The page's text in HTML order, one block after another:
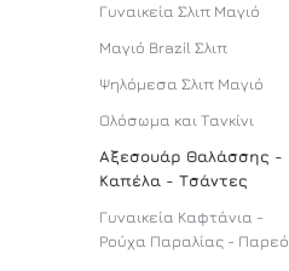
Γυναικεία Σλιπ Μαγιό
Μαγιό Brazil Σλιπ
Ψηλόμεσα Σλιπ Μαγιό
Ολόσωμα και Τανκίνι
Αξεσουάρ Θαλάσσης -
Καπέλα - Τσάντες
Γυναικεία Καφτάνια -
Ρούχα Παραλίας - Παρεό